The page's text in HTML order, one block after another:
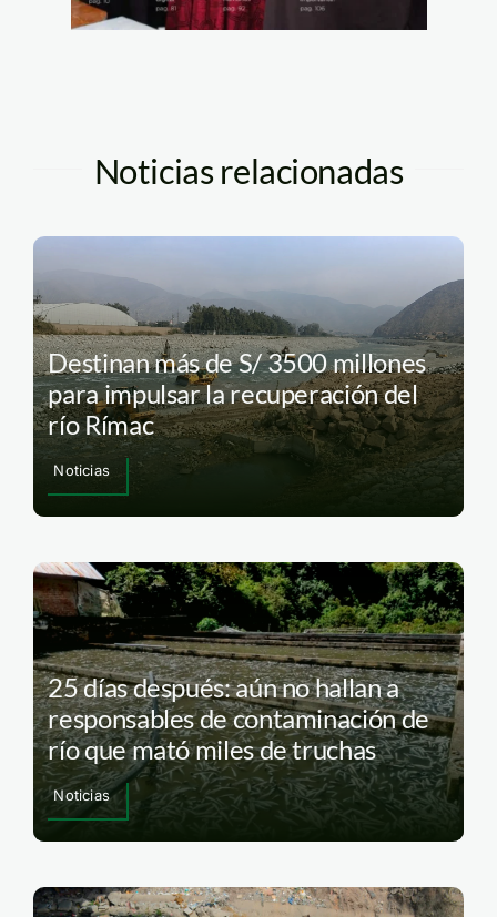
Noticias relacionadas
Destinan más de S/ 3500 millones
para impulsar la recuperación del
río Rímac
Noticias
25 días después: aún no hallan a
responsables de contaminación de
río que mató miles de truchas
Noticias